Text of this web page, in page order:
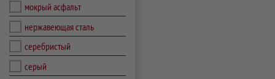
мокрый асфальт
нержавеющая сталь
серебристый
серый